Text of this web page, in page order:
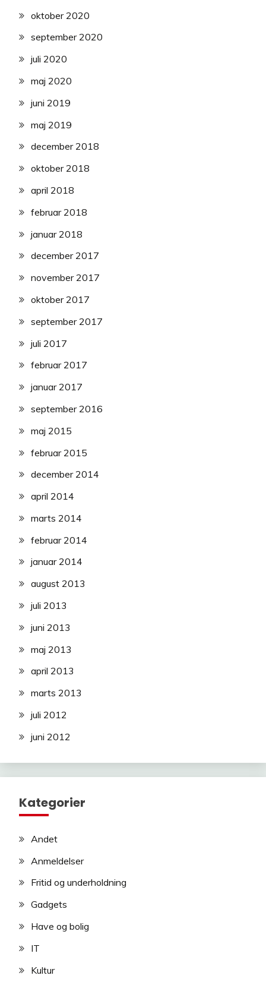
oktober 2020
september 2020
juli 2020
maj 2020
juni 2019
maj 2019
december 2018
oktober 2018
april 2018
februar 2018
januar 2018
december 2017
november 2017
oktober 2017
september 2017
juli 2017
februar 2017
januar 2017
september 2016
maj 2015
februar 2015
december 2014
april 2014
marts 2014
februar 2014
januar 2014
august 2013
juli 2013
juni 2013
maj 2013
april 2013
marts 2013
juli 2012
juni 2012
Kategorier
Andet
Anmeldelser
Fritid og underholdning
Gadgets
Have og bolig
IT
Kultur